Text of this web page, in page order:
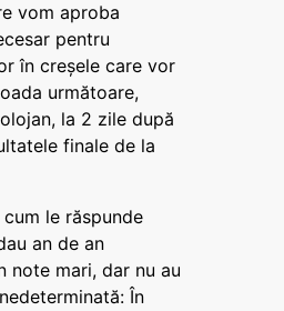
vom aproba
pentru
în creșele care vor
următoare,
la 2 zile după
finale de la
le răspunde
an de an
note mari, dar nu au
În